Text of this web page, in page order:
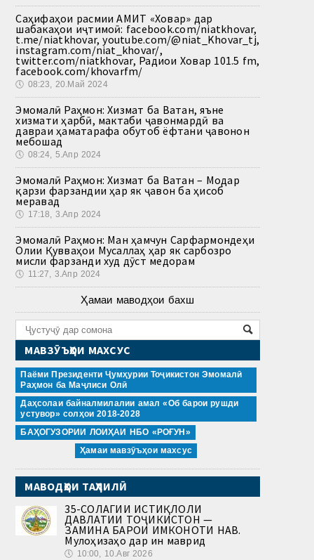
Саҳифаҳои расмии АМИТ «Ховар» дар
шабакаҳои иҷтимоӣ: facebook.com/niatkhovar,
t.me/niatkhovar, youtube.com/@niat_Khovar_tj,
instagram.com/niat_khovar/,
twitter.com/niatkhovar, Радиои Ховар 101.5 fm,
facebook.com/khovarfm/
🕔 08:23, 20.Май 2024
Эмомалӣ Раҳмон: Хизмат ба Ватан, яъне
хизмати ҳарбӣ, мактаби ҷавонмардӣ ва
давраи ҳаматарафа обутоб ёфтани ҷавонон
мебошад
🕔 08:24, 5.Апр 2024
Эмомалӣ Раҳмон: Хизмат ба Ватан – Модар
қарзи фарзандии ҳар як ҷавон ба ҳисоб
меравад
🕔 17:18, 3.Апр 2024
Эмомалӣ Раҳмон: Ман ҳамчун Сарфармондеҳи
Олии Қувваҳои Мусаллаҳ ҳар як сарбозро
мисли фарзанди худ дӯст медорам
🕔 11:27, 3.Апр 2024
Ҳамаи маводҳои бахш
МАВЗӮЪҲОИ МАХСУС
Паёми Президенти Ҷумҳурии Тоҷикистон Эмомалӣ
Раҳмон ба Маҷлиси Олӣ
Даҳсолаи байналмилалии амал «Об барои рушди
устувор» солҳои 2018-2028
БАҲОГУЗОРИИ ЛОИҲАИ НБО «РОҒУН»
Ҳамаи мавзӯъҳои махсус
МАВОДҲОИ ТАҲЛИЛӢ
35-СОЛАГИИ ИСТИҚЛОЛИ
ДАВЛАТИИ ТОҶИКИСТОН —
ЗАМИНА БАРОИ ИМКОНОТИ НАВ.
Мулоҳизаҳо дар ин маврид
🕔 10:00, 10.Авг 2026